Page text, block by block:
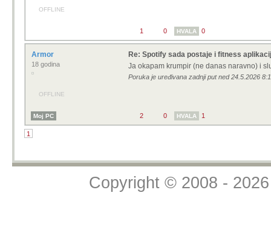
OFFLINE
1 0 HVALA 0
Armor
18 godina
OFFLINE
Re: Spotify sada postaje i fitness
Ja okapam krumpir (ne danas naravno) i
Poruka je uređivana zadnji put ned 24.5.2026
Moj PC 2 0 HVALA 1
1
Bug.hr » Forum » Komentari s weba » Komentari članaka s naših web stranica
Copyright © 2008 -